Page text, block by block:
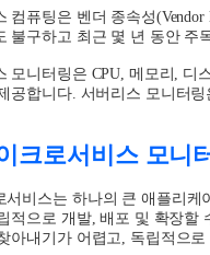
컴퓨팅은 벤더 종속성(Vendor
불구하고 최근 몇 년 동안 주
모니터링은 CPU, 메모리 디
공합니다. 서버리스 모니터
크로서비스 모니
서비스는 하나의 큰 애플리
적으로 개발,배포 및 확장할
아내기가 어렵고
독립적으